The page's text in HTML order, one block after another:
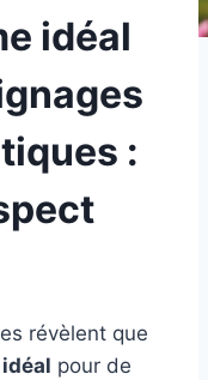
idéal
:
révèlent que
pour de